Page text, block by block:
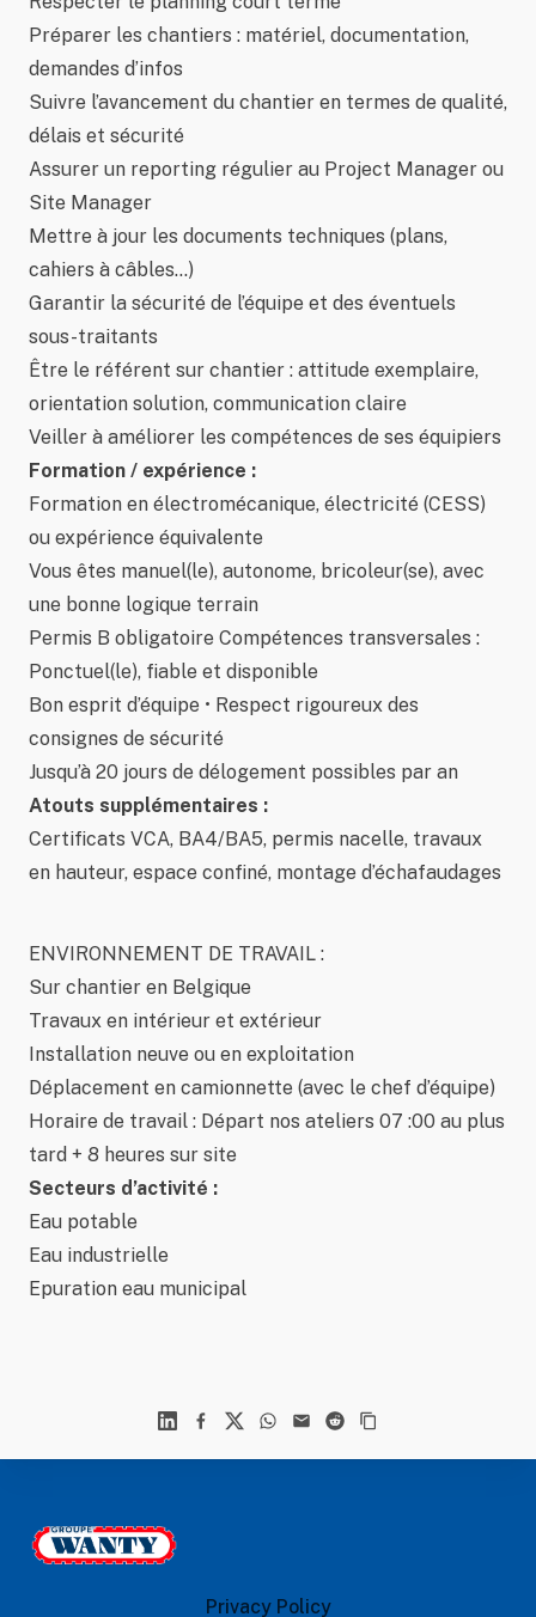
Préparer les chantiers : matériel, documentation,
demandes d’infos
Suivre l’avancement du chantier en termes de qualité,
délais et sécurité
Assurer un reporting régulier au Project Manager ou
Site Manager
Mettre à jour les documents techniques (plans,
cahiers à câbles…)
Garantir la sécurité de l’équipe et des éventuels
sous-traitants
Être le référent sur chantier : attitude exemplaire,
orientation solution, communication claire
Veiller à améliorer les compétences de ses équipiers
Formation / expérience :
Formation en électromécanique, électricité (CESS)
ou expérience équivalente
Vous êtes manuel(le), autonome, bricoleur(se), avec
une bonne logique terrain
Permis B obligatoire Compétences transversales :
Ponctuel(le), fiable et disponible
Bon esprit d’équipe • Respect rigoureux des
consignes de sécurité
Jusqu’à 20 jours de délogement possibles par an
Atouts supplémentaires :
Certificats VCA, BA4/BA5, permis nacelle, travaux
en hauteur, espace confiné, montage d’échafaudages
ENVIRONNEMENT DE TRAVAIL :
Sur chantier en Belgique
Travaux en intérieur et extérieur
Installation neuve ou en exploitation
Déplacement en camionnette (avec le chef d’équipe)
Horaire de travail : Départ nos ateliers 07 :00 au plus
tard + 8 heures sur site
Secteurs d’activité :
Eau potable
Eau industrielle
Epuration eau municipal
LinkedinFacebook
X WhatsApp
MailReddit
Le Groupe Wanty
Privacy Policy